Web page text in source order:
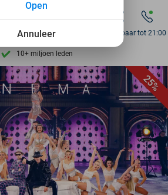
Ontdek 15.000+ deals
7 dagen per week beschikbaar
10+ miljoen leden
9,4 op basis van206.265 reviews
Ontdek 15.000+ deals
7 dagen per week beschikbaar
10+ miljoen leden
Bereikbaar tot 21:00
25%
Annuleer
Open